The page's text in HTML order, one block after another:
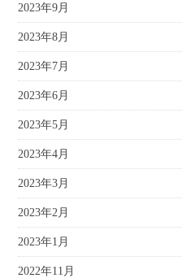
2023年9月
2023年8月
2023年7月
2023年6月
2023年5月
2023年4月
2023年3月
2023年2月
2023年1月
2022年11月